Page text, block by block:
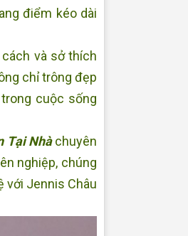
điểm kéo dài
và sở thích
chỉ trông đẹp
cuộc sống
Tại Nhàchuyên
nghiệp, chúng
với Jennis Châu